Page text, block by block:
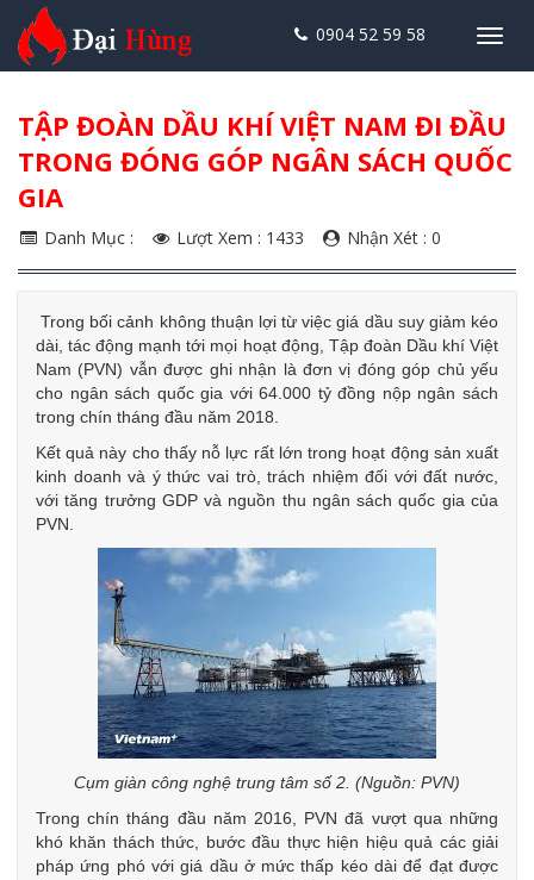
0904 52 59 58
TẬP ĐOÀN DẦU KHÍ VIỆT NAM ĐI ĐẦU
TRONG ĐÓNG GÓP NGÂN SÁCH QUỐC
GIA
Danh Mục : Lượt Xem : 1433 Nhận Xét : 0
Trong bối cảnh không thuận lợi từ việc giá dầu suy giảm kéo
dài, tác động mạnh tới mọi hoạt động, Tập đoàn Dầu khí Việt
Nam (PVN) vẫn được ghi nhận là đơn vị đóng góp chủ yếu
cho ngân sách quốc gia với 64.000 tỷ đồng nộp ngân sách
trong chín tháng đầu năm 2018.
Kết quả này cho thấy nỗ lực rất lớn trong hoạt động sản xuất
kinh doanh và ý thức vai trò, trách nhiệm đối với đất nước,
với tăng trưởng GDP và nguồn thu ngân sách quốc gia của
PVN.
Cụm giàn công nghệ trung tâm số 2. (Nguồn: PVN)
Trong chín tháng đầu năm 2016, PVN đã vượt qua những
khó khăn thách thức, bước đầu thực hiện hiệu quả các giải
pháp ứng phó với giá dầu ở mức thấp kéo dài để đạt được